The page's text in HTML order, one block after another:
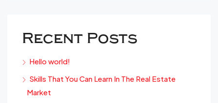
Recent Posts
Hello world!
Skills That You Can Learn In The Real Estate
Market